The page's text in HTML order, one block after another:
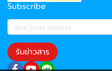
Subscribe
รับข่าวสาร